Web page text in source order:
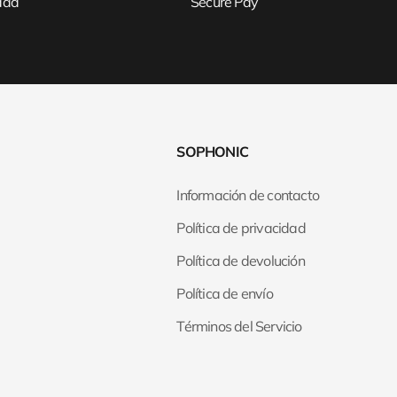
SOPHONIC
Información de contacto
Política de privacidad
Política de devolución
Política de envío
Términos del Servicio